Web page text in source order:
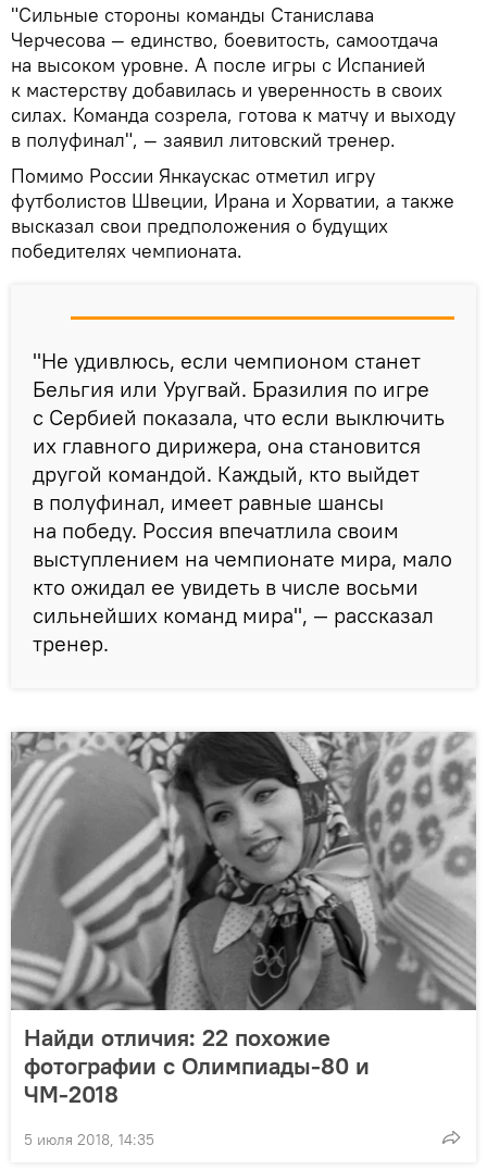
"Сильные стороны команды Станислава
Черчесова — единство, боевитость, самоотдача
на высоком уровне. А после игры с Испанией
к мастерству добавилась и уверенность в своих
силах. Команда созрела, готова к матчу и выходу
в полуфинал", — заявил литовский тренер.
Помимо России Янкаускас отметил игру
футболистов Швеции, Ирана и Хорватии, а также
высказал свои предположения о будущих
победителях чемпионата.
"Не удивлюсь, если чемпионом станет
Бельгия или Уругвай. Бразилия по игре
с Сербией показала, что если выключить
их главного дирижера, она становится
другой командой. Каждый, кто выйдет
в полуфинал, имеет равные шансы
на победу. Россия впечатлила своим
выступлением на чемпионате мира, мало
кто ожидал ее увидеть в числе восьми
сильнейших команд мира", — рассказал
тренер.
Найди отличия: 22 похожие
фотографии с Олимпиады-80 и
ЧМ-2018
5 июля 2018, 14:35